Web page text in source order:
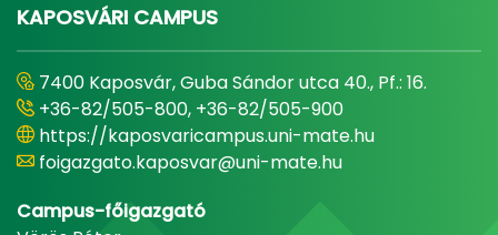
KAPOSVÁRI CAMPUS
7400 Kaposvár, Guba Sándor utca 40., Pf.: 16.
+36-82/505-800, +36-82/505-900
https://kaposvaricampus.uni-mate.hu
foigazgato.kaposvar@uni-mate.hu
Campus-főigazgató